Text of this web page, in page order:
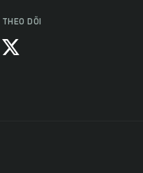
THEO DÕI